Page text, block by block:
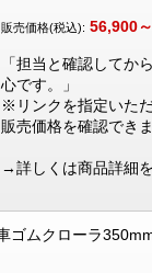
販売価格(税込): 56,900
「担当と確認してか
心です。」
※リンクを指定いた
販売価格を確認できま
→詳しくは商品詳細